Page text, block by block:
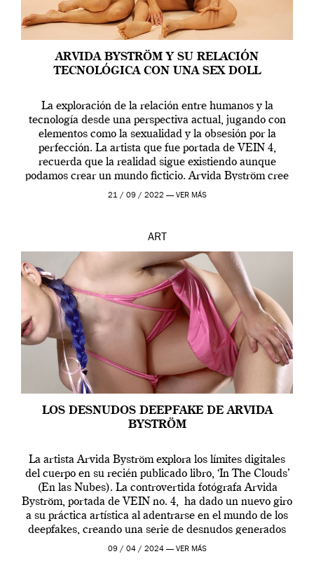
ARVIDA BYSTRÖM Y SU RELACIÓN
TECNOLÓGICA CON UNA SEX DOLL
La exploración de la relación entre humanos y la
tecnología desde una perspectiva actual, jugando con
elementos como la sexualidad y la obsesión por la
perfección. La artista que fue portada de VEIN 4,
recuerda que la realidad sigue existiendo aunque
podamos crear un mundo ficticio. Arvida Byström cree
que los humanos tienen un complejo […]
21 / 09 / 2022 — VER MÁS
ART
LOS DESNUDOS DEEPFAKE DE ARVIDA
BYSTRÖM
La artista Arvida Byström explora los límites digitales
del cuerpo en su recién publicado libro, ‘In The Clouds’
(En las Nubes). La controvertida fotógrafa Arvida
Byström, portada de VEIN no. 4, ha dado un nuevo giro
a su práctica artística al adentrarse en el mundo de los
deepfakes, creando una serie de desnudos generados
por […]
09 / 04 / 2024 — VER MÁS